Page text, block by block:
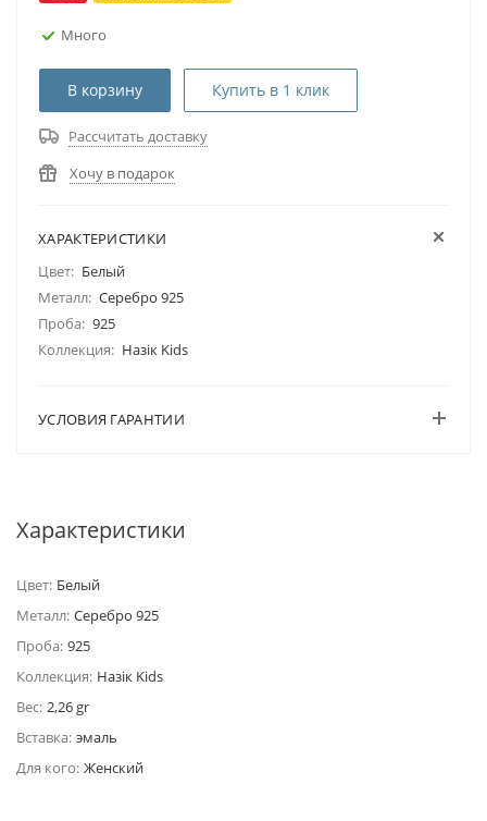
Много
В корзину Купить в 1 клик
Рассчитать доставку
Хочу в подарок
ХАРАКТЕРИСТИКИ
Цвет: Белый
Металл: Серебро 925
Проба: 925
Коллекция: Назiк Kids
УСЛОВИЯ ГАРАНТИИ
Характеристики
Цвет: Белый
Металл: Серебро 925
Проба: 925
Коллекция: Назiк Kids
Вес: 2,26 gr
Вставка: эмаль
Для кого: Женский